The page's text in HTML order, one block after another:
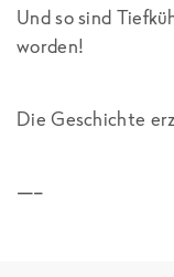
Und so sind
worden!
Die Geschichte
—–